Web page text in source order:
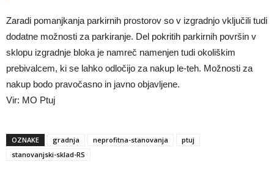
Zaradi pomanjkanja parkirnih prostorov so v izgradnjo vključili tudi
dodatne možnosti za parkiranje. Del pokritih parkirnih površin v
sklopu izgradnje bloka je namreč namenjen tudi okoliškim
prebivalcem, ki se lahko odločijo za nakup le-teh. Možnosti za
nakup bodo pravočasno in javno objavljene.
Vir: MO Ptuj
OZNAKE gradnja neprofitna-stanovanja
ptuj
stanovanjski-sklad-RS